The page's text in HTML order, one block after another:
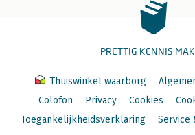
PRETTIG KENNIS
Thuiswinkel waarborg
Colofon
Privacy Cookies
Toegankelijkheidsverklaring
Service